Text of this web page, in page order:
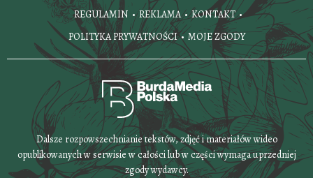
REGULAMIN REKLAMA
KONTAKT
POLITYKA PRYWATNOŚCI
MOJE ZGODY
Dalsze rozpowszechnianie tekstów, zdjęć i materiałów wideo
opublikowanych w serwisie w całości lub w części wymaga uprzedniej
zgody wydawcy.